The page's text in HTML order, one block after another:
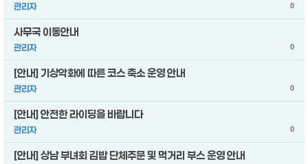
관리자 0
사무국 이동안내
관리자 0
[안내] 기상악화에 따른 코스 축소 운영 안내
관리자 0
[안내] 안전한 라이딩을 바랍니다
관리자 0
[안내] 상남 부녀회 김밥 단체주문 및 먹거리 부스 운영 안내